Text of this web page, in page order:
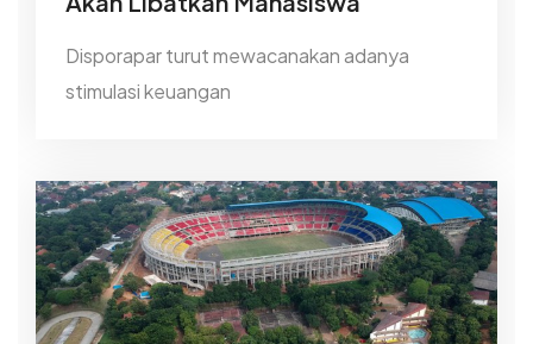
Disporapar turut mewacanakan adanya
stimulasi keuangan